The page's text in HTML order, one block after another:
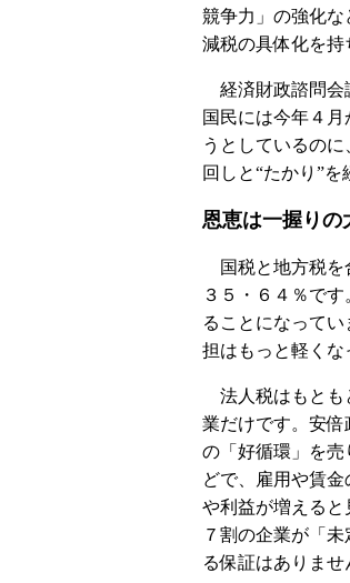
競争力」の強化
減税の具体化を持
経済財政諮問会
国民には今年４
うとしているの
回しと“たかり”を
恩恵は一握りの
国税と地方税を
３５・６４％で
ることになって
担はもっと軽くな
法人税はもとも
業だけです。安
の「好循環」を
どで、雇用や賃
や利益が増えると
７割の企業が「
る保証はありませ